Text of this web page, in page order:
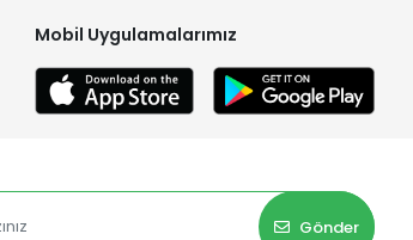
Mobil Uygulamalarımız
Gönder